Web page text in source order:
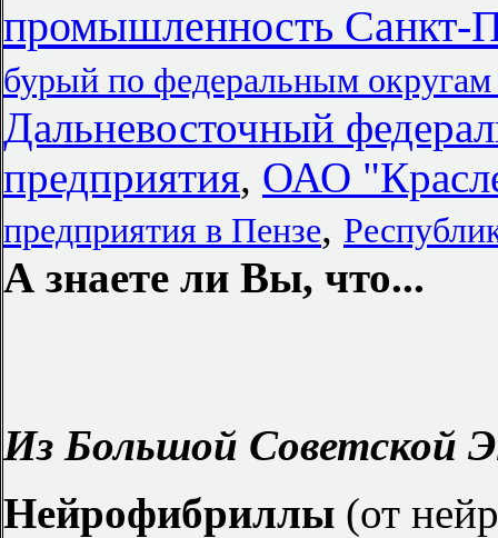
промышленность Санкт-
бурый по федеральным
Дальневосточный
предприятия, ОАО
предприятия в Пензе,
А знаете ли Вы, что...
Из Большой Советской
Нейрофибриллы (от